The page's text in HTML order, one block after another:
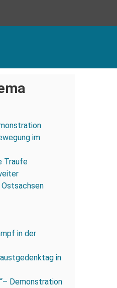
im
Traufe
in der
in
Demonstration